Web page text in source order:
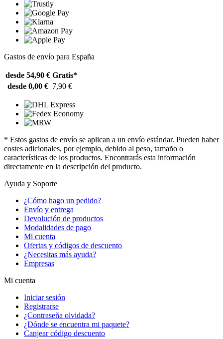
Gastos de envío para España
desde 54,90 € Gratis*
desde 0,00 € 7,90 €
* Estos gastos de envío se aplican a un envío estándar. Pueden haber
costes adicionales, por ejemplo, debido al peso, tamaño o
características de los productos. Encontrarás esta información
directamente en la descripción del producto.
Ayuda y Soporte
¿Cómo hago un pedido?
Envío y entrega
Devolución de productos
Modalidades de pago
Mi cuenta
Ofertas y códigos de descuento
¿Necesitas más ayuda?
Empresas
Mi cuenta
Iniciar sesión
Registrarse
¿Contraseña olvidada?
¿Dónde se encuentra mi paquete?
Canjear código descuento